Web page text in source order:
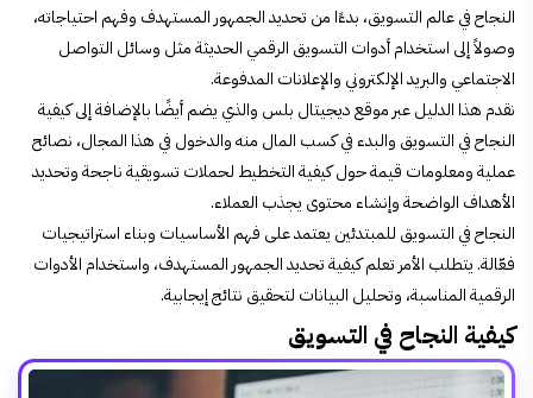
النجاح في عالم التسويق، بدءًا من تحديد الجمهور المستهدف وفهم احتياجاته،
وصولاً إلى استخدام أدوات التسويق الرقمي الحديثة مثل وسائل التواصل
الاجتماعي والبريد الإلكتروني والإعلانات المدفوعة.
نقدم هذا الدليل عبر موقع ديجيتال بلس والذي يضم أيضًا بالإضافة إلى كيفية
النجاح في التسويق والبدء في كسب المال منه والدخول في هذا المجال، نصائح
عملية ومعلومات قيمة حول كيفية التخطيط لحملات تسويقية ناجحة وتحديد
الأهداف الواضحة وإنشاء محتوى يجذب العملاء.
النجاح في التسويق للمبتدئين يعتمد على فهم الأساسيات وبناء استراتيجيات
فعّالة. يتطلب الأمر تعلم كيفية تحديد الجمهور المستهدف، واستخدام الأدوات
الرقمية المناسبة، وتحليل البيانات لتحقيق نتائج إيجابية.
كيفية النجاح في التسويق